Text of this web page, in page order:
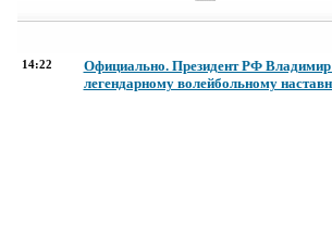
14:22
Официально. Президент РФ Владимир
легендарному волейбольному